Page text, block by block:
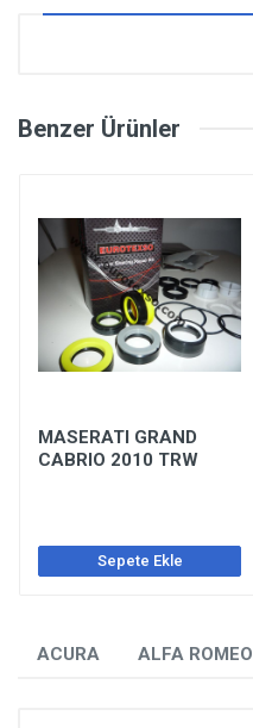
ACURA ALFA ROMEO
Benzer Ürünler
MASERATI GRAND
CABRIO 2010 TRW
Sepete Ekle